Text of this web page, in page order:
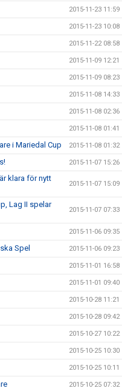
2015-11-23 11:59
2015-11-23 10:08
2015-11-22 08:58
2015-11-09 12:21
2015-11-09 08:23
2015-11-08 14:33
2015-11-08 02:36
2015-11-08 01:41
i Mariedal Cup 2015-11-08 01:32
2015-11-07 15:26
klara för nytt
2015-11-07 15:09
Lag II spelar
2015-11-07 07:33
2015-11-06 09:35
Spel 2015-11-06 09:23
2015-11-01 16:58
2015-11-01 09:40
2015-10-28 11:21
2015-10-28 09:42
2015-10-27 10:22
2015-10-25 10:30
2015-10-25 10:11
2015-10-25 07:32